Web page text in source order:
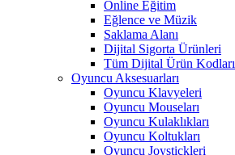
Online Eğitim
Eğlence ve Müzik
Saklama Alanı
Dijital Sigorta Ürünleri
Tüm Dijital Ürün Kodları
Oyuncu Aksesuarları
Oyuncu Klavyeleri
Oyuncu Mouseları
Oyuncu Kulaklıkları
Oyuncu Koltukları
Oyuncu Joystickleri